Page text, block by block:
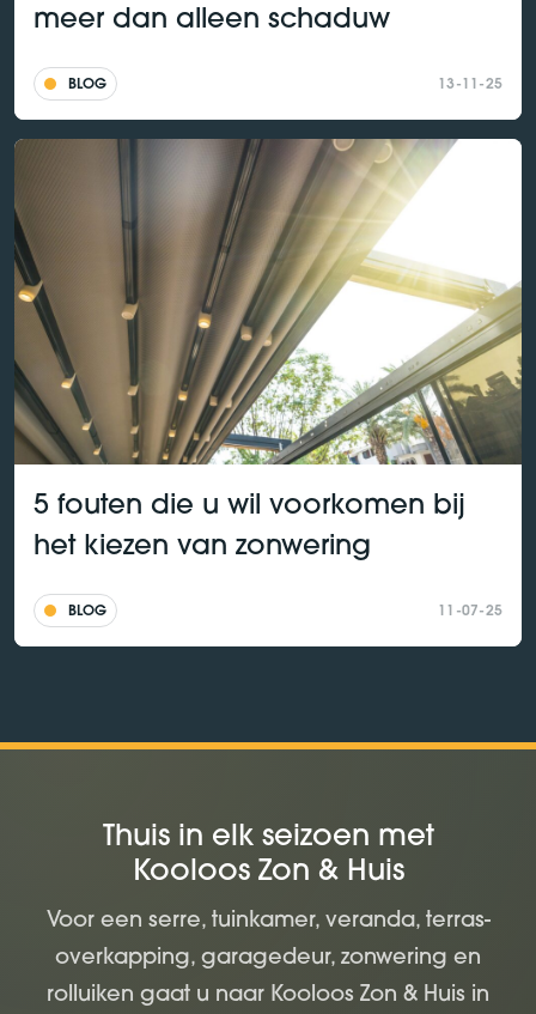
meer dan alleen schaduw
BLOG 13-11-25
5 fouten die u wil voorkomen bij
het kiezen van zonwering
BLOG 11-07-25
Thuis in elk seizoen met
Kooloos Zon & Huis
Voor een serre, tuinkamer, veranda, terras-
overkapping, garagedeur, zonwering en
rolluiken gaat u naar Kooloos Zon & Huis in